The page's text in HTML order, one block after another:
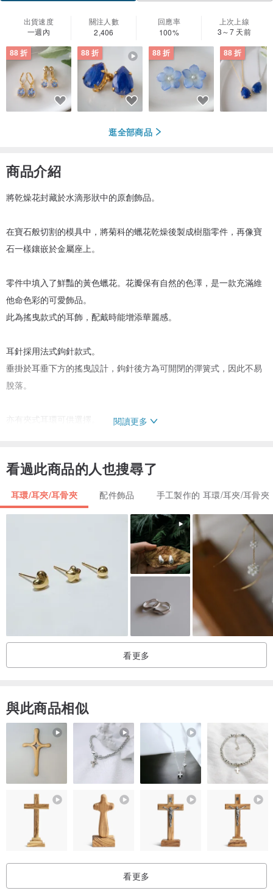
出貨速度
一週內
關注人數
2,406
回應率
100%
上次上線
3～7 天前
88 折 88 折 88 折 88 折
逛全部商品
商品介紹
將乾燥花封藏於水滴形狀中的原創飾品。
在寶石般切割的模具中，將菊科的蠟花乾燥後製成樹脂零件，再像寶
石一樣鑲嵌於金屬座上。
零件中填入了鮮豔的黃色蠟花。花瓣保有自然的色澤，是一款充滿維
他命色彩的可愛飾品。
此為搖曳款式的耳飾，配戴時能增添華麗感。
耳針採用法式鉤針款式。
垂掛於耳垂下方的搖曳設計，鉤針後方為可開閉的彈簧式，因此不易
脫落。
所不同。此圖僅供參考大小與整體氛圍。
自 11 月起，則會改以聖誕節配色緞帶包裝。
【金屬材質】
整體長度：約 3.0 公分
【注意事項】
・因產品特性，硬化過程中可能產生微小歪斜或氣泡，敬請見諒。
此外，因需直接接觸細小零件加工，可能沾染指紋或空氣中的灰塵。
我們會盡力保持清潔，但因手工製作，敬請見諒。
・因產品特性，經紫外線照射會逐漸褪色。雖已為每個零件施加 UV
防護處理，仍請事先知悉。
・本商品墜飾使用天然植物。因屬獨一無二之商品，其色澤深淺、大
小、形狀等皆有個別差異。此外，恕無法指定其形狀與質地。
以不織布等材質包裹後，存放於陰涼處。
・本商品極為脆弱。若施加外力衝擊，可能導致碎裂、斷裂等損壞。
閱讀更多
看過此商品的人也搜尋了
耳環/耳夾/耳骨夾 配件飾品 手工製作的 耳環/耳夾/耳骨夾
看更多
與此商品相似
看更多